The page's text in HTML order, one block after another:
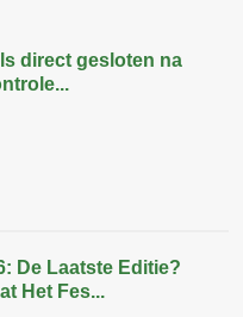
direct gesloten na
De Laatste Editie?
Het Fes...